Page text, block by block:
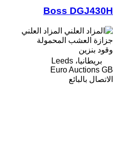
Boss DGJ430H
المزاد العلني
جزازة العشب المحمولة
وقود بنزين
بريطانيا، Leeds
Euro Auctions GB
الاتصال بالبائع